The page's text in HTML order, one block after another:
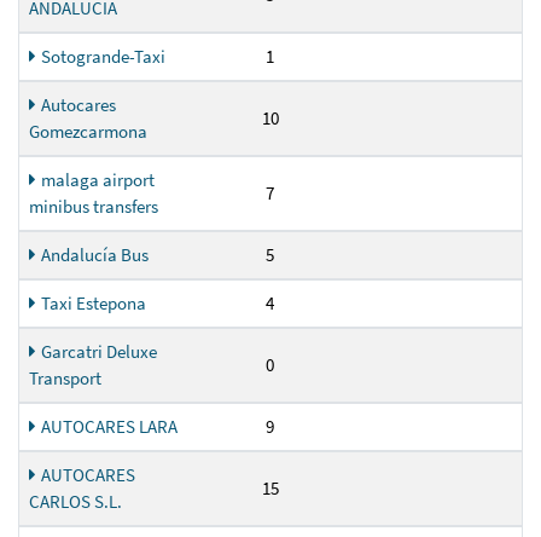
ANDALUCIA
Sotogrande-Taxi 1
Autocares
Gomezcarmona
10
malaga airport
minibus transfers
7
Andalucía Bus 5
Taxi Estepona 4
Garcatri Deluxe
Transport
0
AUTOCARES LARA 9
AUTOCARES
CARLOS S.L.
15